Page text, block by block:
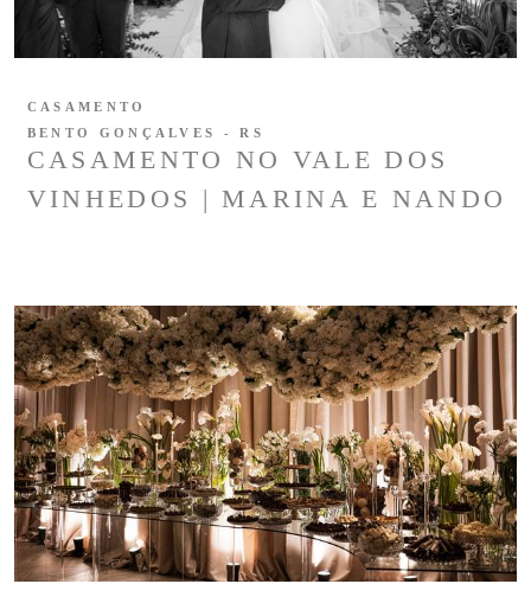
CASAMENTO NO VALE DOS
VINHEDOS | MARINA E NANDO
CASAMENTO
BENTO GONÇALVES - RS